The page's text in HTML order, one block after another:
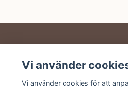
Sociala medier
Vi använder
Vi använder cookies för att